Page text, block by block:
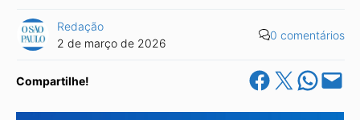
Redação
2 de março de 2026
0 comentários
Compartilhe! Share on Facebook
Share on X Share on
Email this